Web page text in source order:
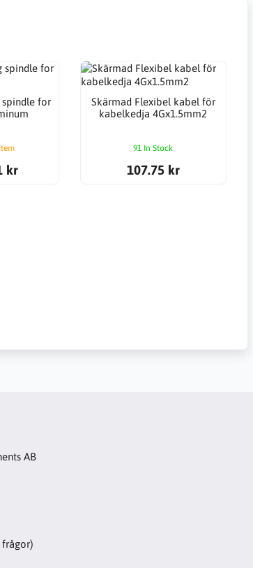
spindle for
kr
Skärmad Flexibel kabel för
kabelkedja 4Gx1.5mm2
91 In Stock
107.75 kr
AB
frågor)